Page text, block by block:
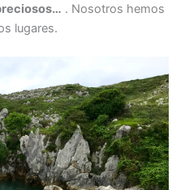
. Nosotros hemos
lugares.